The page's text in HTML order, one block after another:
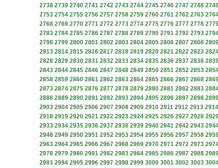
2738 2739 2740 2741 2742 2743 2744 2745 2746 2747 2748
2753 2754 2755 2756 2757 2758 2759 2760 2761 2762 2763
2768 2769 2770 2771 2772 2773 2774 2775 2776 2777 2778
2783 2784 2785 2786 2787 2788 2789 2790 2791 2792 2793
2798 2799 2800 2801 2802 2803 2804 2805 2806 2807 2808
2813 2814 2815 2816 2817 2818 2819 2820 2821 2822 2823
2828 2829 2830 2831 2832 2833 2834 2835 2836 2837 2838
2843 2844 2845 2846 2847 2848 2849 2850 2851 2852 2853
2858 2859 2860 2861 2862 2863 2864 2865 2866 2867 2868
2873 2874 2875 2876 2877 2878 2879 2880 2881 2882 2883
2888 2889 2890 2891 2892 2893 2894 2895 2896 2897 2898
2903 2904 2905 2906 2907 2908 2909 2910 2911 2912 2913 2914
2918 2919 2920 2921 2922 2923 2924 2925 2926 2927 2928
2933 2934 2935 2936 2937 2938 2939 2940 2941 2942 2943
2948 2949 2950 2951 2952 2953 2954 2955 2956 2957 2958
2963 2964 2965 2966 2967 2968 2969 2970 2971 2972 2973
2978 2979 2980 2981 2982 2983 2984 2985 2986 2987 2988
2993 2994 2995 2996 2997 2998 2999 3000 3001 3002 3003